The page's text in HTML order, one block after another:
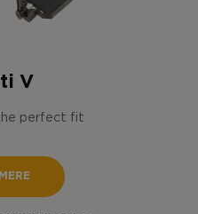
V
perfect fit